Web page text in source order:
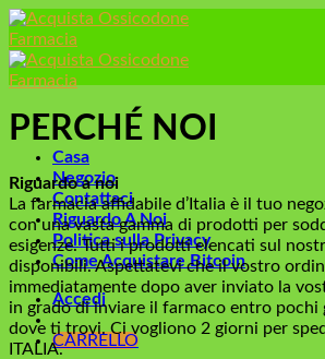
Skip
to
content
Casa
Negozio
Contattaci
Riguardo A Noi
Politica sulla Privacy
Come Acquistare Bitcoin
Accedi
CARRELLO
PERCHÉ NOI
Riguardo a noi
La farmacia affidabile d’Italia è il tuo
con una vasta gamma di prodotti per
esigenze. Tutti i prodotti elencati sul
disponibili. Aspettatevi che il vostro
immediatamente dopo aver inviato la
in grado di inviare il farmaco entro pochi
dove ti trovi. Ci vogliono 2 giorni per
ITALIA.